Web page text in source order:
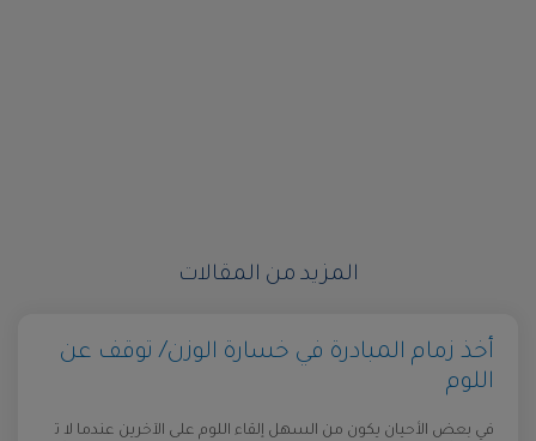
المزيد من المقالات
أخذ زمام المبادرة في خسارة الوزن/ توقف عن
اللوم
في بعض الأحيان يكون من السهل إلقاء اللوم على الآخرين عندما لا ت